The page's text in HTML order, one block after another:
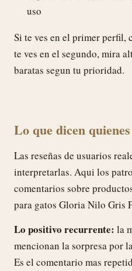
uso
Si te ves en el primer
te ves en el segundo, mira
baratas segun tu prioridad.
Lo que dicen
Las reseñas de usuarios
interpretarlas. Aqui los
comentarios sobre
para gatos Gloria Nilo Gris
Lo positivo recurrente: la
mencionan la sorpresa por
Es el comentario mas